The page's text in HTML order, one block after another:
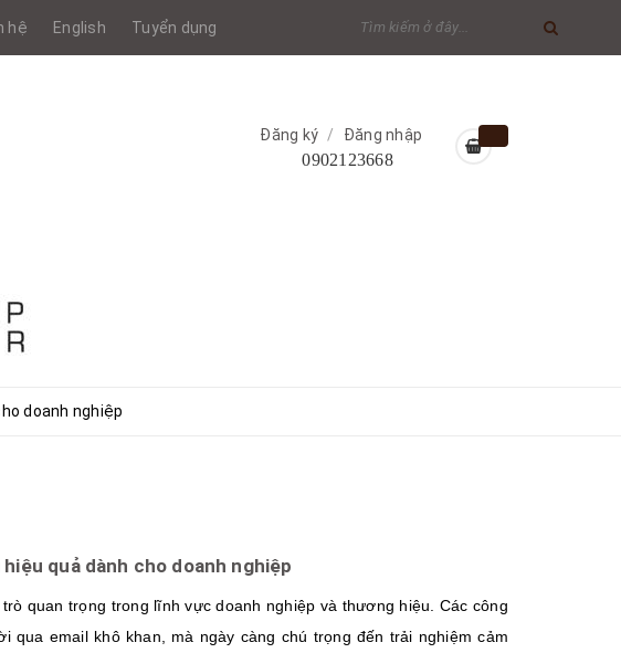
hệ English Tuyển dụng
Đăng ký / Đăng nhập
0902123668
doanh nghiệp
quả dành cho doanh nghiệp
quan trọng trong lĩnh vực doanh nghiệp và thương hiệu. Các công
email khô khan, mà ngày càng chú trọng đến trải nghiệm cảm